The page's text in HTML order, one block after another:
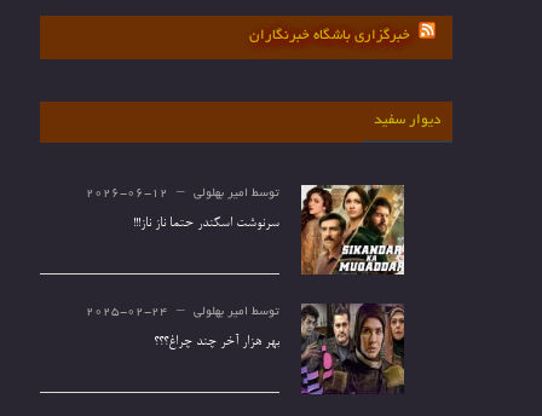
خبرگزاری باشگاه خبرنگاران
دیوار سفید
توسط امیر بهلولی 2026-06-12
سرنوشت اسکندر حتما ناز ناز!!!
توسط امیر بهلولی 2025-02-24
بهر هزار آخر چند چراغ؟؟؟